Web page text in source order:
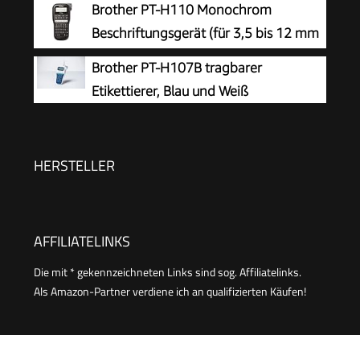
Brother PT-H110 Monochrom
Beschriftungsgerät (für 3,5 bis 12 mm
breite TZe-Schriftbänder, bis zu 20
mm/Sek. Druckgeschwindigkeit)
Brother PT-H107B tragbarer
Etikettierer, Blau und Weiß
HERSTELLER
AFFILIATELINKS
Die mit * gekennzeichneten Links sind sog. Affiliatelinks.
Als Amazon-Partner verdiene ich an qualifizierten Käufen!